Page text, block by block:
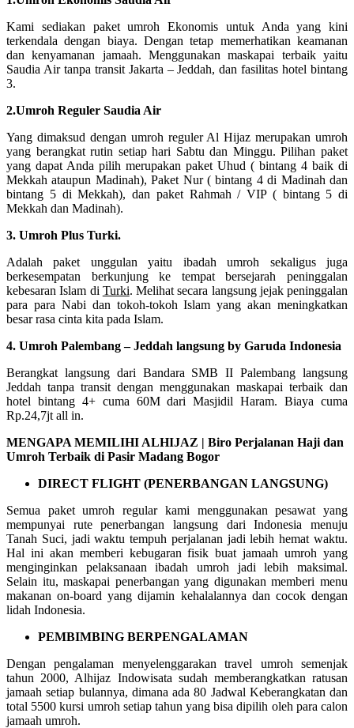
Kami sediakan paket umroh Ekonomis untuk Anda yang kini
terkendala dengan biaya. Dengan tetap memerhatikan keamanan
dan kenyamanan jamaah. Menggunakan maskapai terbaik yaitu
Saudia Air tanpa transit Jakarta – Jeddah, dan fasilitas hotel bintang
3.
2.Umroh Reguler Saudia Air
Yang dimaksud dengan umroh reguler Al Hijaz merupakan umroh
yang berangkat rutin setiap hari Sabtu dan Minggu. Pilihan paket
yang dapat Anda pilih merupakan paket Uhud ( bintang 4 baik di
Mekkah ataupun Madinah), Paket Nur ( bintang 4 di Madinah dan
bintang 5 di Mekkah), dan paket Rahmah / VIP ( bintang 5 di
Mekkah dan Madinah).
3. Umroh Plus Turki.
Adalah paket unggulan yaitu ibadah umroh sekaligus juga
berkesempatan berkunjung ke tempat bersejarah peninggalan
kebesaran Islam di Turki. Melihat secara langsung jejak peninggalan
para para Nabi dan tokoh-tokoh Islam yang akan meningkatkan
besar rasa cinta kita pada Islam.
4. Umroh Palembang – Jeddah langsung by Garuda Indonesia
Berangkat langsung dari Bandara SMB II Palembang langsung
Jeddah tanpa transit dengan menggunakan maskapai terbaik dan
hotel bintang 4+ cuma 60M dari Masjidil Haram. Biaya cuma
Rp.24,7jt all in.
MENGAPA MEMILIHI ALHIJAZ | Biro Perjalanan Haji dan
Umroh Terbaik di Pasir Madang Bogor
DIRECT FLIGHT (PENERBANGAN LANGSUNG)
Semua paket umroh regular kami menggunakan pesawat yang
mempunyai rute penerbangan langsung dari Indonesia menuju
Tanah Suci, jadi waktu tempuh perjalanan jadi lebih hemat waktu.
Hal ini akan memberi kebugaran fisik buat jamaah umroh yang
menginginkan pelaksanaan ibadah umroh jadi lebih maksimal.
Selain itu, maskapai penerbangan yang digunakan memberi menu
makanan on-board yang dijamin kehalalannya dan cocok dengan
lidah Indonesia.
PEMBIMBING BERPENGALAMAN
Dengan pengalaman menyelenggarakan travel umroh semenjak
tahun 2000, Alhijaz Indowisata sudah memberangkatkan ratusan
jamaah setiap bulannya, dimana ada 80 Jadwal Keberangkatan dan
total 5500 kursi umroh setiap tahun yang bisa dipilih oleh para calon
jamaah umroh.